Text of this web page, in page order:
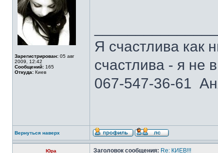
Зарегистрирован: 05 авг
2009, 12:42
Сообщений: 165
Откуда: Киев
Я счастлива как
счастлива - я не
067-547-36-61
Вернуться наверх
Юра Заголовок сообщения: Re: КИЕВ!!!